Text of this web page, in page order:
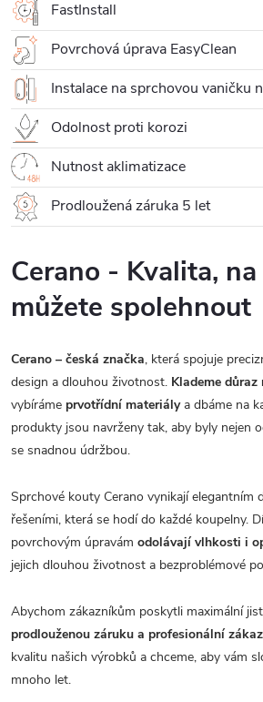
FastInstall
Povrchová úprava EasyClean
Instalace na sprchovou vaničku
Odolnost proti korozi
Nutnost aklimatizace
Prodloužená záruka 5 let
Cerano - Kvalita,
můžete spolehnout
Cerano – česká značka, která spojuje
design a dlouhou životnost. Klademe
vybíráme prvotřídní materiálya dbáme na
produkty jsou navrženy tak, aby byly nejen
se snadnou údržbou.
Sprchové kouty Cerano vynikají elegantním
řešeními, která se hodí do každé koupelny.
povrchovým úpravám odolávají vlhkosti i
jejich dlouhou životnost a bezproblémové
Abychom zákazníkům poskytli maximální
prodlouženou záruku a profesionální
kvalitu našich výrobků a chceme, aby vám
mnoho let.